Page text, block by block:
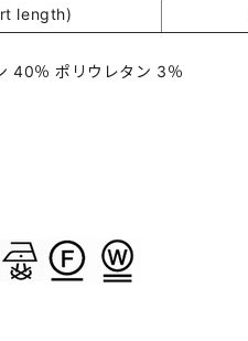
length)
40％ ポリウレタン 3％